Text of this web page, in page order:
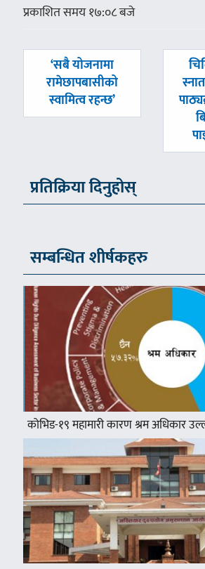
प्रकाशित समय १७:०८ बजे
पछिल्लाे
-
‘सबै योजनामा
रामेछापबासीको
स्वामित्व रहन्छ’
-
प्रतिक्रिया दिनुहोस्
सम्बन्धित शीर्षकहरु
कोभिड-१९ महामारी कारण श्रम अधिकार